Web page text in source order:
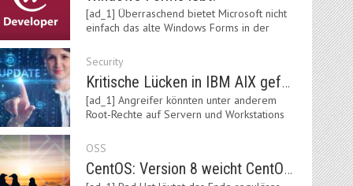
[ad_1] Überraschend bietet Microsoft nicht
einfach das alte Windows Forms in der
Security
Kritische Lücken in IBM AIX gefährden Server
[ad_1] Angreifer könnten unter anderem
Root-Rechte auf Servern und Workstations
OSS
CentOS: Version 8 weicht CentOS Stream